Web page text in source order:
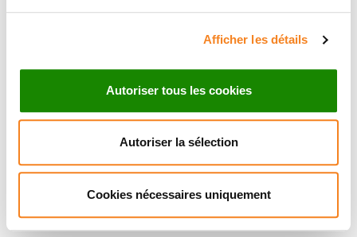
Afficher les détails
Autoriser tous les cookies
Autoriser la sélection
Cookies nécessaires uniquement